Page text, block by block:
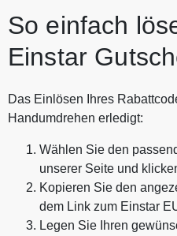
So einfach
Einstar
Das Einlösen Ihres
Handumdrehen erledigt:
Wählen Sie den
unserer Seite und
Kopieren Sie den
dem Link zum Einstar
Legen Sie Ihren